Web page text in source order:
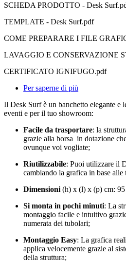
SCHEDA PRODOTTO - Desk
TEMPLATE - Desk Surf.pdf
COME PREPARARE I FILE
LAVAGGIO E CONSERVAZIONE
CERTIFICATO IGNIFUGO.pdf
Per saperne di più
Il Desk Surf è un banchetto elegante e
eventi e per il tuo showroom:
Facile da trasportare: la
grazie alla borsa in dotazione
ovunque voi vogliate;
Riutilizzabile: Puoi utilizzare il
cambiando la grafica in base alle
Dimensioni (h) x (l) x (p) cm:
Si monta in pochi minuti: La
montaggio facile e intuitivo
numerata dei tubolari;
Montaggio Easy: La grafica
applica velocemente grazie al
della struttura;